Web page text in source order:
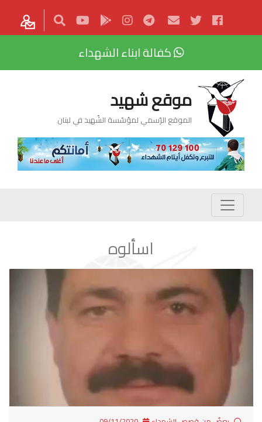
كفالة ابناء الشهداء
موقع شهيد
الموقع الرّسمي لمؤسّسة الشّهيد في لبنان
اسألوه